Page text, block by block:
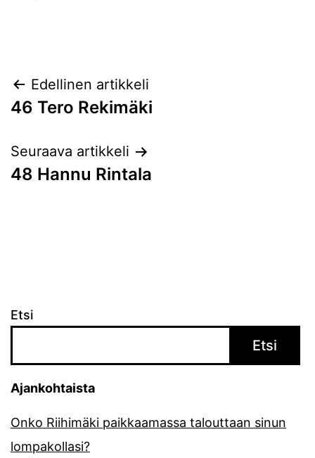
Artikkelien
selaus
Edellinen artikkeli
46 Tero Rekimäki
Seuraava artikkeli
48 Hannu Rintala
Etsi
Etsi
Ajankohtaista
Onko Riihimäki paikkaamassa talouttaan sinun
lompakollasi?